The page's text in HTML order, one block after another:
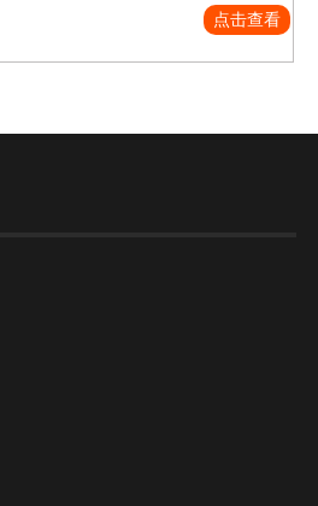
点击查看